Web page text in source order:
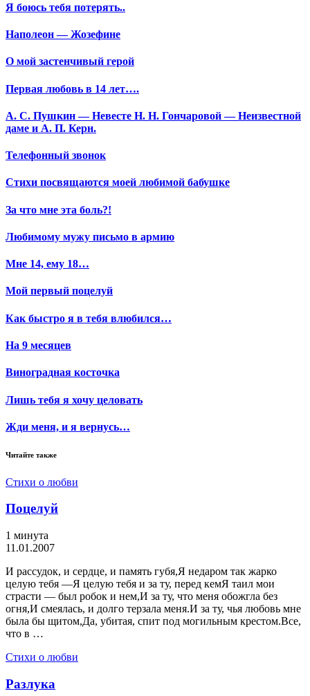
Я боюсь тебя потерять..
Наполеон — Жозефине
О мой застенчивый герой
Первая любовь в 14 лет….
А. С. Пушкин — Невесте Н. Н. Гончаровой — Неизвестной
даме и А. П. Керн.
Телефонный звонок
Стихи посвящаются моей любимой бабушке
За что мне эта боль?!
Любимому мужу письмо в армию
Мне 14, ему 18…
Мой первый поцелуй
Как быстро я в тебя влюбился…
На 9 месяцев
Виноградная косточка
Лишь тебя я хочу целовать
Жди меня, и я вернусь…
Читайте также
Стихи о любви
Поцелуй
1 минута
11.01.2007
И рассудок, и сердце, и память губя,Я недаром так жарко
целую тебя —Я целую тебя и за ту, перед кемЯ таил мои
страсти — был робок и нем,И за ту, что меня обожгла без
огня,И смеялась, и долго терзала меня.И за ту, чья любовь мне
была бы щитом,Да, убитая, спит под могильным крестом.Все,
что в …
Стихи о любви
Разлука